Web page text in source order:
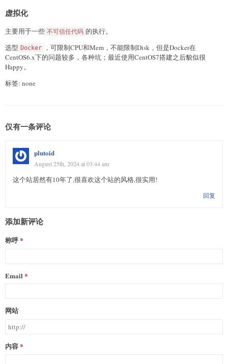
虚拟化
主要用于一些 不可信任代码 的执行。
选型 Docker
，可限制CPU和Mem，不能限制Disk，但是Docker在
CentOS6.x下的问题较多，各种坑；最近使用CentOS7搭建之后貌似很
Happy。
标签: none
仅有一条评论
plutoid
August 25th, 2024 at 03:44 am
这个站居然有10年了,很喜欢这个站的风格,很实用!
回复
添加新评论
称呼
Email
网站
内容